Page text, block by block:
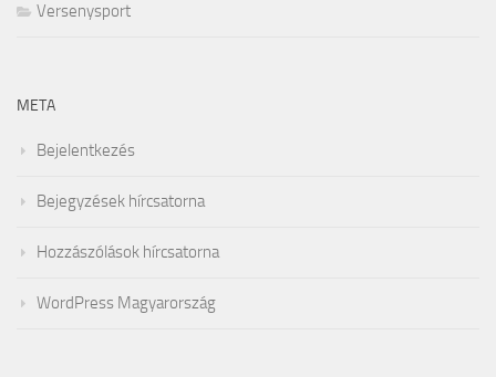
Versenysport
META
Bejelentkezés
Bejegyzések hírcsatorna
Hozzászólások hírcsatorna
WordPress Magyarország